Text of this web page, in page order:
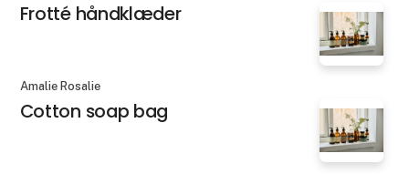
Frotté håndklæder
Amalie Rosalie
Cotton soap bag